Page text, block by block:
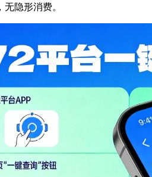
隐形消费。